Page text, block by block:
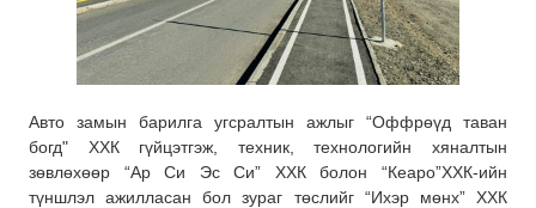
Авто замын барилга угсралтын ажлыг “Оффрөүд таван
богд" ХХК гүйцэтгэж, техник, технологийн хяналтын
зөвлөхөөр “Ар Си Эс Си” ХХК болон “Кеаро”ХХК-ийн
түншлэл ажилласан бол зураг төслийг “Ихэр мөнх” ХХК